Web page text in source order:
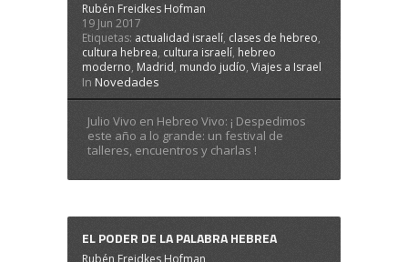
Rubén Freidkes Hofman
19 Jun 2017
Etiquetas: actualidad israelí, clases de hebreo,
cultura hebrea, cultura israelí, hebreo
moderno, Madrid, mundo judío, Viajes a Israel
In Novedades
Julio Vivo en Hebreo Vivo: ¡ Despedimos
este año a lo grande: un festival de
talleres, encuentros y charlas !
EL PODER DE LA PALABRA HEBREA
Rubén Freidkes Hofman